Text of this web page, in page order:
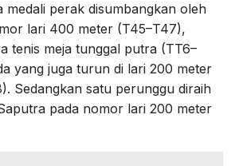
medali perak disumbangkan oleh
lari 400 meter (T45–T47),
tenis meja tunggal putra (TT6–
yang juga turun di lari 200 meter
Sedangkan satu perunggu diraih
pada nomor lari 200 meter